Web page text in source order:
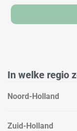
m
In welke regio
Noord-Holland
Zuid-Holland